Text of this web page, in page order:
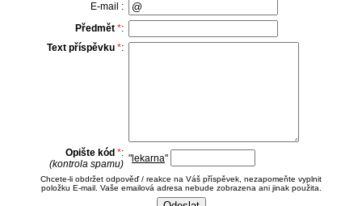
E-mail :
Předmět *:
Text příspěvku *:
Opište kód *:
(kontrola spamu) " lekarna"
Chcete-li obdržet odpověď / reakce na Váš příspěvek, nezapomeňte vyplnit
položku E-mail. Vaše emailová adresa nebude zobrazena ani jinak použita.